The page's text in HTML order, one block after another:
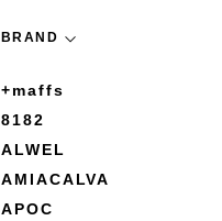
BRAND
+maffs
8182
ALWEL
AMIACALVA
APOC